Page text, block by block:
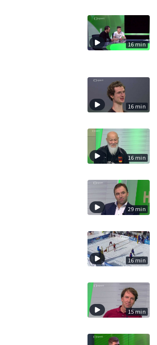
16 min
16 min
16 min
29 min
16 min
15 min